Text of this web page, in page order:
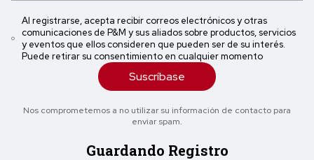
Al registrarse, acepta recibir correos electrónicos y otras
comunicaciones de P&M y sus aliados sobre productos, servicios
y eventos que ellos consideren que pueden ser de su interés.
Puede retirar su consentimiento en cualquier momento
Suscríbase
Nos comprometemos a no utilizar su información de contacto para
enviar spam.
Guardando Registro